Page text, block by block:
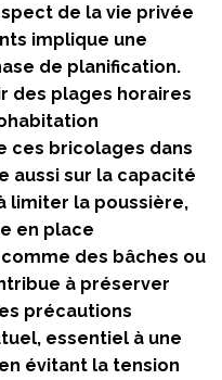
de la vie privée
implique une
de planification.
des plages horaires
ces bricolages dans
aussi sur la capacité
limiter la poussière,
en place
des bâches ou
à préserver
précautions
essentiel à une
évitant la tension